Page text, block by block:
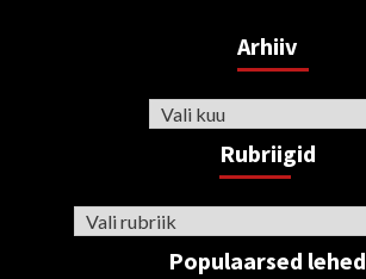
Arhiiv
Arhiiv
Rubriigid
Rubriigid
Populaarsed lehed